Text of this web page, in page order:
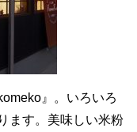
』。いろいろ
ます。美味しい米粉